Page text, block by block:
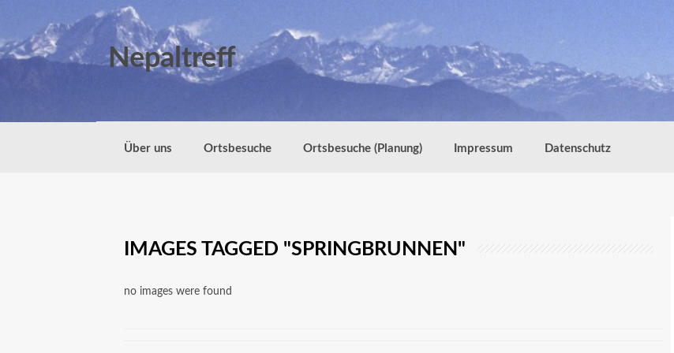
springen
Nepaltreff
Über uns Ortsbesuche Ortsbesuche (Planung) Impressum Datenschutz
IMAGES TAGGED "SPRINGBRUNNEN"
no images were found